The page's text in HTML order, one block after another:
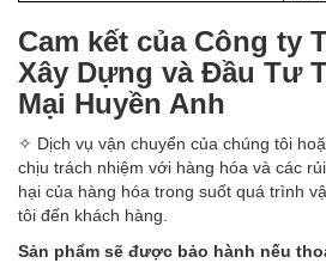
Cam kết của Công ty
Xây Dựng và Đầu Tư
Mại Huyền Anh
✧ Dịch vụ vận chuyển của chúng tôi
chịu trách nhiệm với hàng hóa và các
hại của hàng hóa trong suốt quá trình
tôi đến khách hàng.
Sản phẩm sẽ được bảo hành nếu